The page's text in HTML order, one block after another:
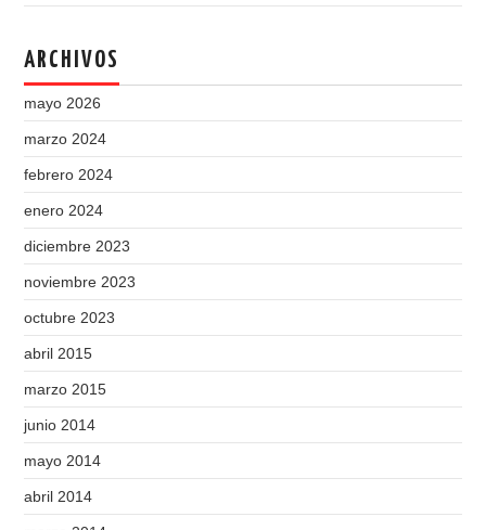
ARCHIVOS
mayo 2026
marzo 2024
febrero 2024
enero 2024
diciembre 2023
noviembre 2023
octubre 2023
abril 2015
marzo 2015
junio 2014
mayo 2014
abril 2014